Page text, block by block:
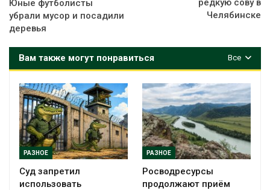
Юные футболисты
убрали мусор и посадили
деревья
редкую сову в
Челябинске
Все
Вам также могут понравиться
РАЗНОЕ
Суд запретил
использовать
РАЗНОЕ
Росводресурсы
продолжают приём